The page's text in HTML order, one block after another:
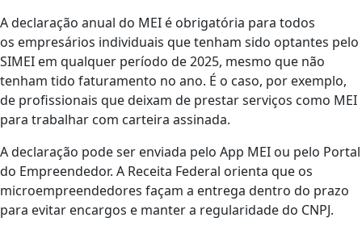
A declaração anual do MEI é obrigatória para todos
os empresários individuais que tenham sido optantes pelo
SIMEI em qualquer período de 2025, mesmo que não
tenham tido faturamento no ano. É o caso, por exemplo,
de profissionais que deixam de prestar serviços como MEI
para trabalhar com carteira assinada.
A declaração pode ser enviada pelo App MEI ou pelo Portal
do Empreendedor. A Receita Federal orienta que os
microempreendedores façam a entrega dentro do prazo
para evitar encargos e manter a regularidade do CNPJ.